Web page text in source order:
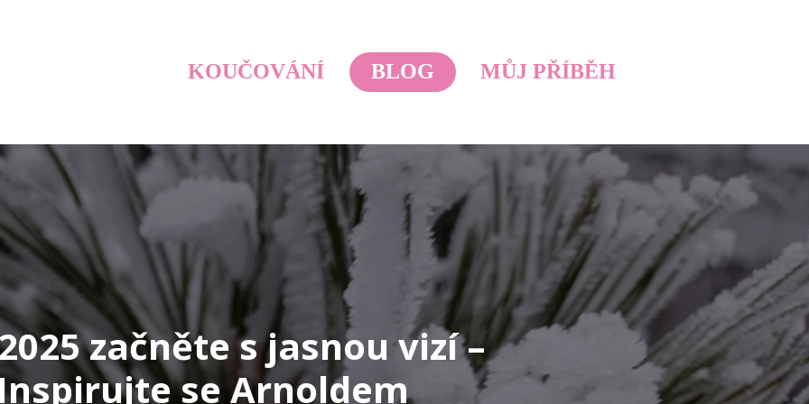
KOUČOVÁNÍ BLOG MŮJ PŘÍBĚH
začněte s jasnou vizí –
se Arnoldem